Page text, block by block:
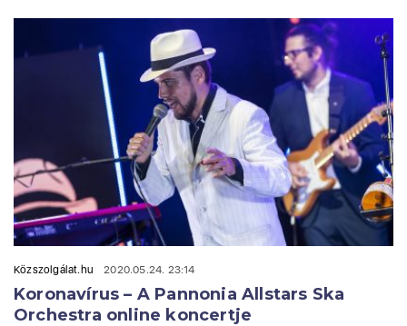
Közszolgálat.hu 2020.05.24. 23:14
Koronavírus – A Pannonia Allstars Ska
Orchestra online koncertje